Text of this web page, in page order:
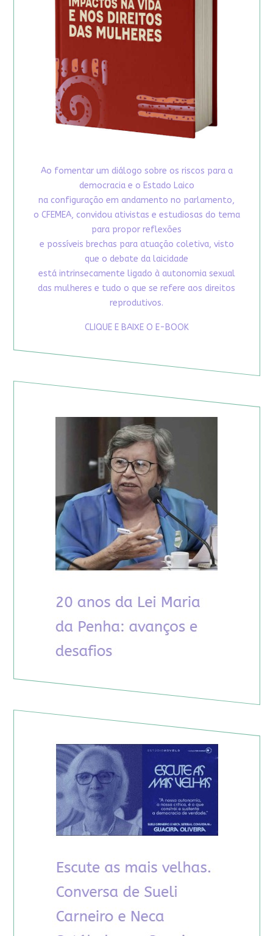
Ao fomentar um diálogo sobre os riscos para a
democracia e o Estado Laico
na configuração em andamento no parlamento,
o CFEMEA, convidou ativistas e estudiosas do tema
para propor reflexões
e possíveis brechas para atuação coletiva, visto
que o debate da laicidade
está intrinsecamente ligado à autonomia sexual
das mulheres e tudo o que se refere aos direitos
reprodutivos.
CLIQUE E BAIXE O E-BOOK